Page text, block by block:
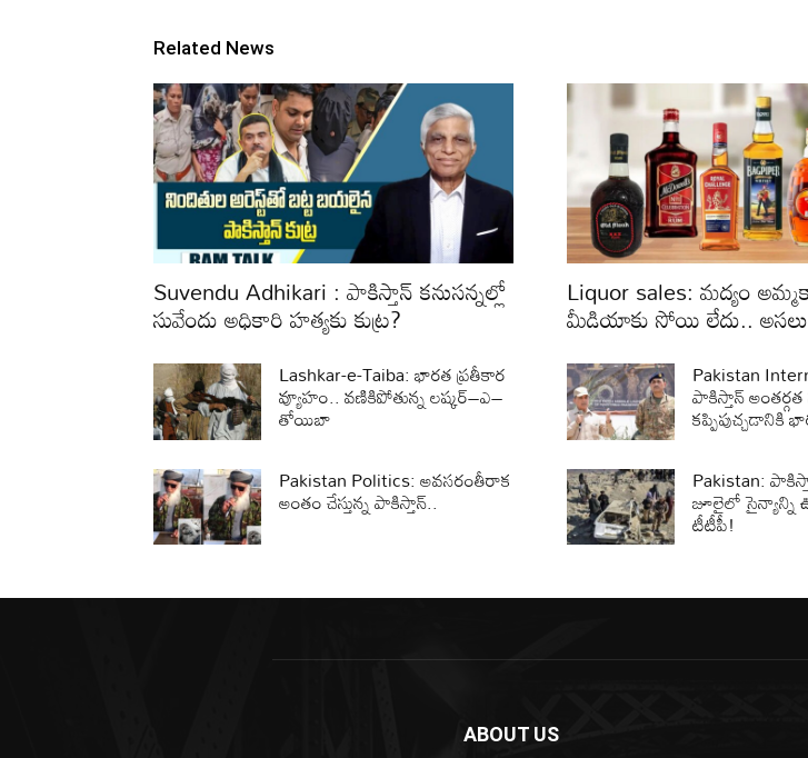
Related News
Suvendu Adhikari : పాకిస్తాన్ కనుసన్నల్లో
సువేందు అధికారి హత్యకు కుట్ర?
Liquor sales: మద్యం
మీడియాకు సోయి లేదు.. అసలు
Lashkar-e-Taiba: భారత ప్రతీకార
వ్యూహం.. వణికిపోతున్న లష్కర్‌–ఎ–
తోయిబా
Pakistan
పాకిస్తాన్‌
కప్పిపుచ్చడానికి
Pakistan Politics: అవసరంతీరాక
అంతం చేస్తున్న పాకిస్తాన్‌..
Pakistan:
జూలైలో
టీటీపీ!
ABOUT US